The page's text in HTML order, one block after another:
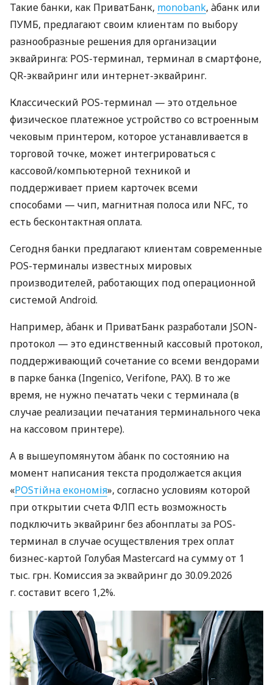
Такие банки, как ПриватБанк, monobank, àбанк или
ПУМБ, предлагают своим клиентам по выбору
разнообразные решения для организации
эквайринга: POS-терминал, терминал в смартфоне,
QR-эквайринг или интернет-эквайринг.
Классический POS-терминал — это отдельное
физическое платежное устройство со встроенным
чековым принтером, которое устанавливается в
торговой точке, может интегрироваться с
кассовой/компьютерной техникой и
поддерживает прием карточек всеми
способами — чип, магнитная полоса или NFC, то
есть бесконтактная оплата.
Сегодня банки предлагают клиентам современные
POS-терминалы известных мировых
производителей, работающих под операционной
системой Android.
Например, àбанк и ПриватБанк разработали JSON-
протокол — это единственный кассовый протокол,
поддерживающий сочетание со всеми вендорами
в парке банка (Ingenico, Verifone, PAX). В то же
время, не нужно печатать чеки с терминала (в
случае реализации печатания терминального чека
на кассовом принтере).
А в вышеупомянутом àбанк по состоянию на
момент написания текста продолжается акция
«POSтійна економія», согласно условиям которой
при открытии счета ФЛП есть возможность
подключить эквайринг без абонплаты за POS-
терминал в случае осуществления трех оплат
бизнес-картой Голубая Mastercard на сумму от 1
тыс. грн. Комиссия за эквайринг до 30.09.2026
г. составит всего 1,2%.